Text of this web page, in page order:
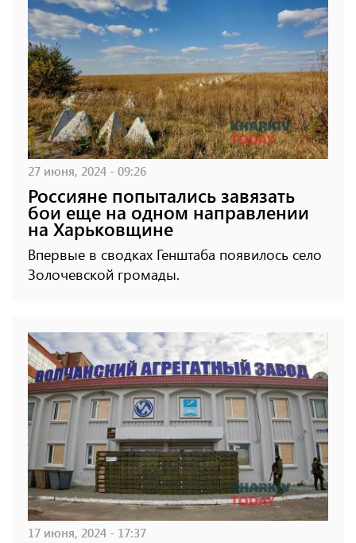
27 июня, 2024 - 09:26
Россияне попытались завязать
бои еще на одном направлении
на Харьковщине
Впервые в сводках Генштаба появилось село
Золочевской громады.
17 июня, 2024 - 17:37